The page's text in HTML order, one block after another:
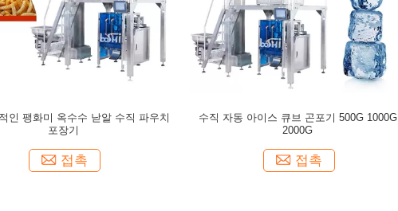
인 팽화미 옥수수 낟알 수직 파우치
포장기
접촉
수직 자동 아이스 큐브 곤포기 500G 1000G
2000G
접촉